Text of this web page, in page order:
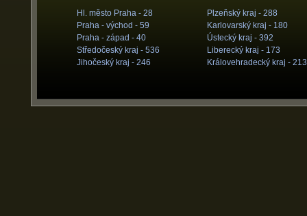
Hl. město Praha - 28
Praha - východ - 59
Praha - západ - 40
Středočeský kraj - 536
Jihočeský kraj - 246
Plzeňský kraj - 288
Karlovarský kraj - 180
Ústecký kraj - 392
Liberecký kraj - 173
Královehradecký kraj - 213